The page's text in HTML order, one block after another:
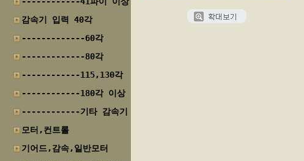
감속기 입력 40각
-------------60각
-------------80각
------------115,130각
------------180각 이상
------------기타 감속기
모터,컨트롤
기어드,감속,일반모터